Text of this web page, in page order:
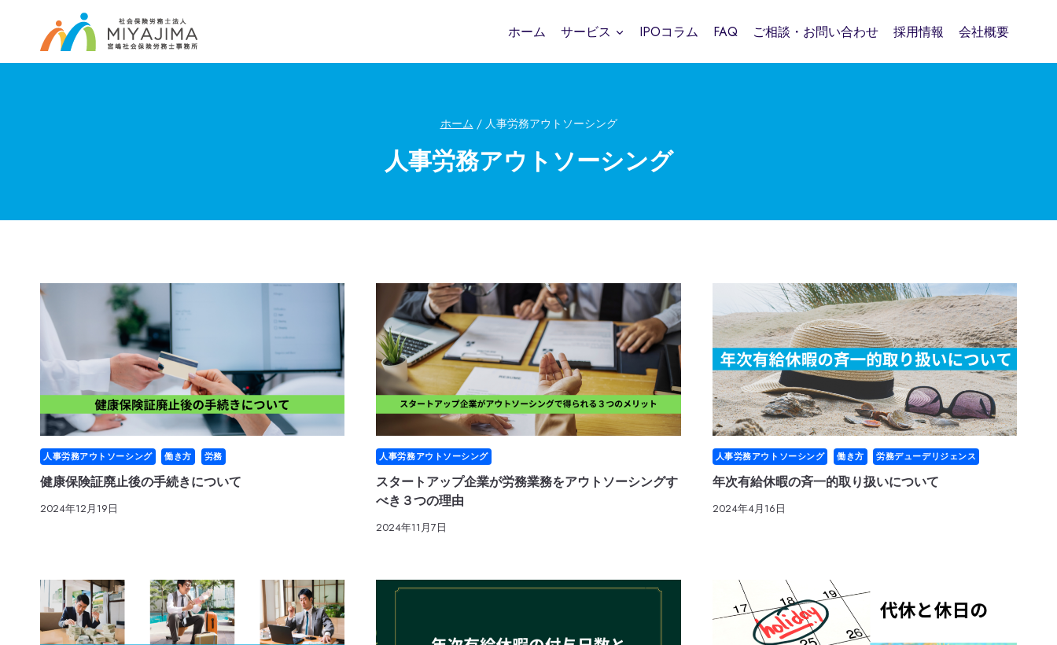
ス
ホーム サービス IPOコラム FAQ ご相談・お問い合わせ 採用情報 会社概要
ホーム / 人事労務アウトソーシング
人事労務アウトソーシング
人事労務アウトソーシング 働き方 労務
健康保険証廃止後の手続きについて
2024年12月19日
人事労務アウトソーシング
スタートアップ企業が労務業務をアウトソーシングす
べき３つの理由
2024年11月7日
人事労務アウトソーシング 働き方 労務デューデリジェンス
年次有給休暇の斉一的取り扱いについて
2024年4月16日